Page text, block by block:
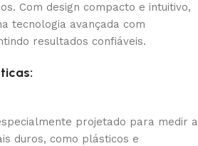
Com design compacto e intuitivo,
tecnologia avançada com
resultados confiáveis.
projetado para medir a
duros, como plásticos e